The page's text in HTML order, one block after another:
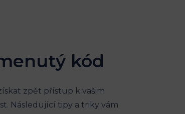
kód
zpět přístup k vašim
Následující tipy a triky vám